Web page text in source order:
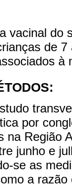
vacinal do
de
à
por
na Região
junho e
se as
a